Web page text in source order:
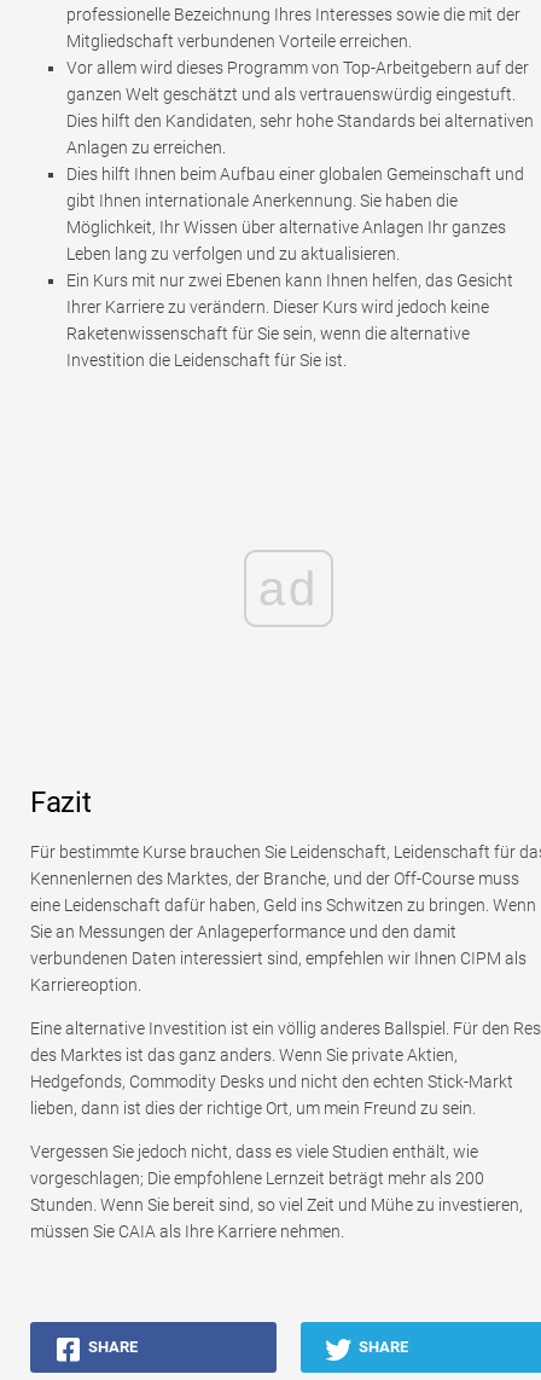
professionelle Bezeichnung Ihres Interesses sowie die mit der
Mitgliedschaft verbundenen Vorteile erreichen.
Vor allem wird dieses Programm von Top-Arbeitgebern auf der
ganzen Welt geschätzt und als vertrauenswürdig eingestuft.
Dies hilft den Kandidaten, sehr hohe Standards bei alternativen
Anlagen zu erreichen.
Dies hilft Ihnen beim Aufbau einer globalen Gemeinschaft und
gibt Ihnen internationale Anerkennung. Sie haben die
Möglichkeit, Ihr Wissen über alternative Anlagen Ihr ganzes
Leben lang zu verfolgen und zu aktualisieren.
Ein Kurs mit nur zwei Ebenen kann Ihnen helfen, das Gesicht
Ihrer Karriere zu verändern. Dieser Kurs wird jedoch keine
Raketenwissenschaft für Sie sein, wenn die alternative
Investition die Leidenschaft für Sie ist.
ad
Fazit
Für bestimmte Kurse brauchen Sie Leidenschaft, Leidenschaft für
Kennenlernen des Marktes, der Branche, und der Off-Course muss
eine Leidenschaft dafür haben, Geld ins Schwitzen zu bringen. Wenn
Sie an Messungen der Anlageperformance und den damit
verbundenen Daten interessiert sind, empfehlen wir Ihnen CIPM als
Karriereoption.
Eine alternative Investition ist ein völlig anderes Ballspiel. Für den
des Marktes ist das ganz anders. Wenn Sie private Aktien,
Hedgefonds, Commodity Desks und nicht den echten Stick-Markt
lieben, dann ist dies der richtige Ort, um mein Freund zu sein.
Vergessen Sie jedoch nicht, dass es viele Studien enthält, wie
vorgeschlagen; Die empfohlene Lernzeit beträgt mehr als 200
Stunden. Wenn Sie bereit sind, so viel Zeit und Mühe zu investieren,
müssen Sie CAIA als Ihre Karriere nehmen.
SHARE SHARE